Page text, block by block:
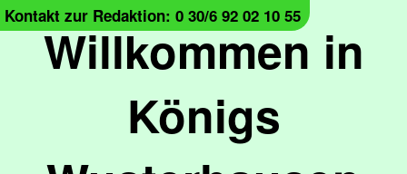
Willkommen in
Königs
Kontakt zur Redaktion: 0 30/6 92 02 10 55